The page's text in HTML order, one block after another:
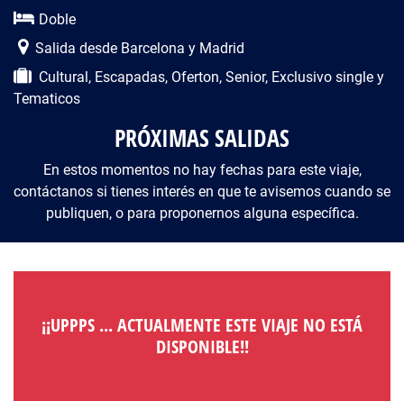
Doble
Salida desde Barcelona y Madrid
Cultural, Escapadas, Oferton, Senior, Exclusivo single y
Tematicos
PRÓXIMAS SALIDAS
En estos momentos no hay fechas para este viaje,
contáctanos si tienes interés en que te avisemos cuando se
publiquen, o para proponernos alguna específica.
¡¡UPPPS ... ACTUALMENTE ESTE VIAJE NO ESTÁ
DISPONIBLE!!